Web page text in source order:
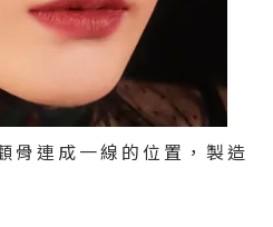
骨連成一線的位置，製造